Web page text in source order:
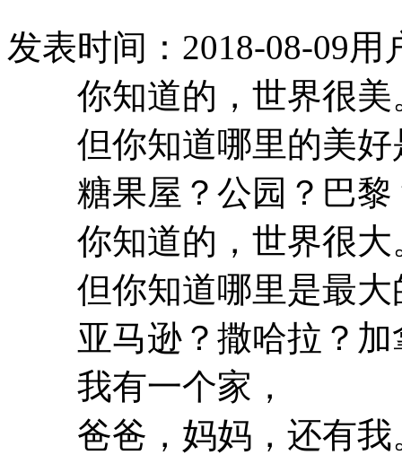
发表时间： 2018-08-09用
你知道的，世界很美
但你知道哪里的美好
糖果屋？公园？巴黎
你知道的，世界很大
但你知道哪里是最大
亚马逊？撒哈拉？加
我有一个家，
爸爸，妈妈，还有我